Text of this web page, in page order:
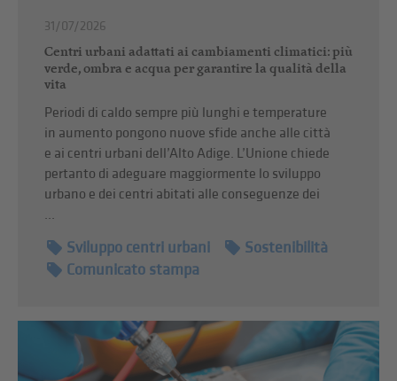
31/07/2026
Centri urbani adattati ai cambiamenti climatici: più
verde, ombra e acqua per garantire la qualità della
vita
Periodi di caldo sempre più lunghi e temperature
in aumento pongono nuove sfide anche alle città
e ai centri urbani dell’Alto Adige. L’Unione chiede
pertanto di adeguare maggiormente lo sviluppo
urbano e dei centri abitati alle conseguenze dei
...
Sviluppo centri urbani
Sostenibilità
Comunicato stampa